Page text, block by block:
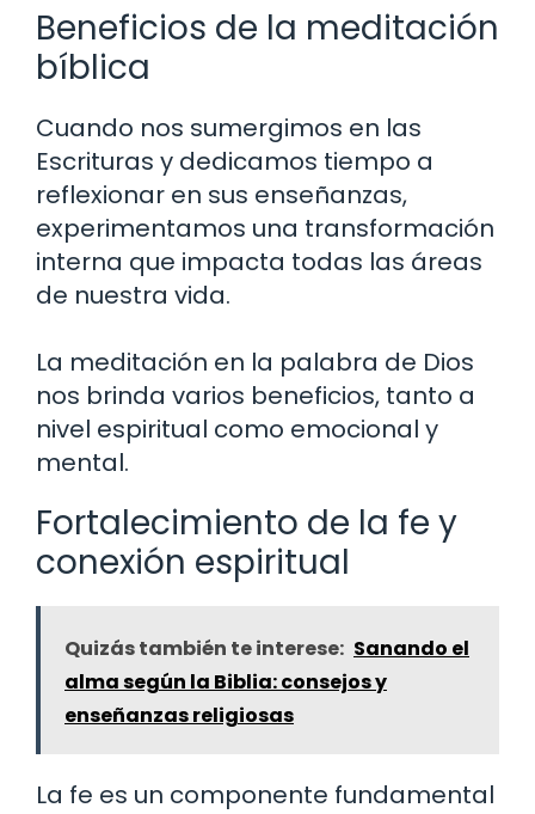
Beneficios de la meditación
bíblica
Cuando nos sumergimos en las
Escrituras y dedicamos tiempo a
reflexionar en sus enseñanzas,
experimentamos una transformación
interna que impacta todas las áreas
de nuestra vida.
La meditación en la palabra de Dios
nos brinda varios beneficios, tanto a
nivel espiritual como emocional y
mental.
Fortalecimiento de la fe y
conexión espiritual
Quizás también te interese: Sanando el
alma según la Biblia: consejos y
enseñanzas religiosas
La fe es un componente fundamental